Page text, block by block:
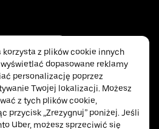
korzysta z plików cookie innych
dopasowane reklamy
personalizację poprzez
Twojej lokalizacji. Możesz
z tych plików cookie,
przycisk „Zrezygnuj” poniżej. Jeśli
Uber, możesz sprzeciwić się